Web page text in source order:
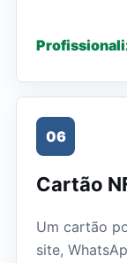
06
Cartão
Um cartão
site,